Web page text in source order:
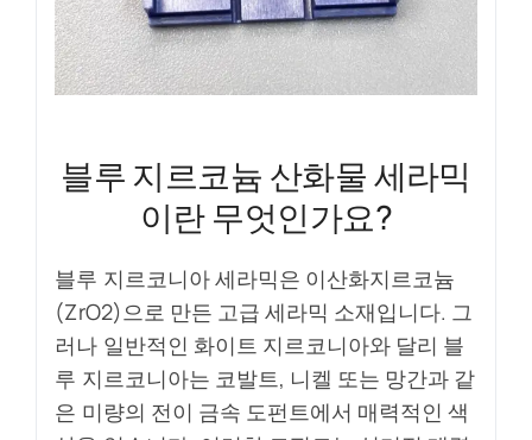
블루 지르코늄 산화물 세라믹
이란 무엇인가요?
블루 지르코니아 세라믹은 이산화지르코늄
(ZrO2)으로 만든 고급 세라믹 소재입니다. 그
러나 일반적인 화이트 지르코니아와 달리 블
루 지르코니아는 코발트, 니켈 또는 망간과 같
은 미량의 전이 금속 도펀트에서 매력적인 색